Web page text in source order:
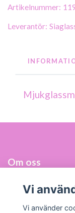
Artikelnummer:
Leverantör:
Om oss
Bi kund hos
Vi
Vi använder